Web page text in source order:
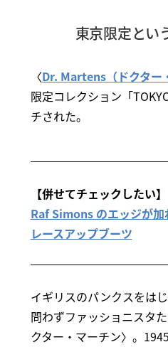
東京限定とい
〈Dr. Martens（ドクター
限定コレクション「
チされた。
【併せてチェックしたい】
Raf Simons のエッジが
レースアップブーツ
イギリスのパンクスをは
問わずファッショニスタ
クター・マーチン〉。